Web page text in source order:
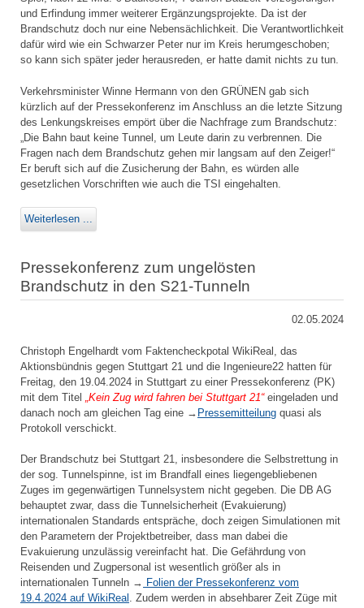
und Erfindung immer weiterer Ergänzungsprojekte. Da ist der
Brandschutz doch nur eine Nebensächlichkeit. Die Verantwortlichkeit
dafür wird wie ein Schwarzer Peter nur im Kreis herumgeschoben;
so kann sich später jeder herausreden, er hatte damit nichts zu tun.
Verkehrsminister Winne Hermann von den GRÜNEN gab sich
kürzlich auf der Pressekonferenz im Anschluss an die letzte Sitzung
des Lenkungskreises empört über die Nachfrage zum Brandschutz:
„Die Bahn baut keine Tunnel, um Leute darin zu verbrennen. Die
Fragen nach dem Brandschutz gehen mir langsam auf den Zeiger!“
Er beruft sich auf die Zusicherung der Bahn, es würden alle
gesetzlichen Vorschriften wie auch die TSI eingehalten.
Weiterlesen ...
Pressekonferenz zum ungelösten
Brandschutz in den S21-Tunneln
02.05.2024
Christoph Engelhardt vom Faktencheckpotal WikiReal, das
Aktionsbündnis gegen Stuttgart 21 und die Ingenieure22 hatten für
Freitag, den 19.04.2024 in Stuttgart zu einer Pressekonferenz (PK)
mit dem Titel „Kein Zug wird fahren bei Stuttgart 21“eingeladen und
danach noch am gleichen Tag eine → Pressemitteilung quasi als
Protokoll verschickt.
Der Brandschutz bei Stuttgart 21, insbesondere die Selbstrettung in
der sog. Tunnelspinne, ist im Brandfall eines liegengebliebenen
Zuges im gegenwärtigen Tunnelsystem nicht gegeben. Die DB AG
behauptet zwar, dass die Tunnelsicherheit (Evakuierung)
internationalen Standards entspräche, doch zeigen Simulationen mit
den Parametern der Projektbetreiber, dass man dabei die
Evakuierung unzulässig vereinfacht hat. Die Gefährdung von
Reisenden und Zugpersonal ist wesentlich größer als in
internationalen Tunneln → Folien der Pressekonferenz vom
19.4.2024 auf WikiReal . Zudem werden in absehbarer Zeit Züge mit